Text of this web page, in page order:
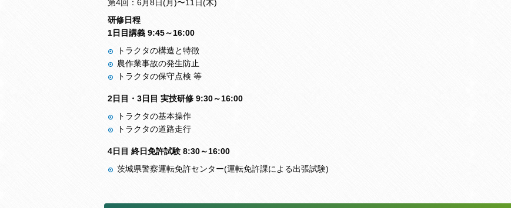
第4回：6月8日(月)〜11日(木)
研修日程
1日目講義 9:45～16:00
トラクタの構造と特徴
農作業事故の発生防止
トラクタの保守点検 等
2日目・3日目 実技研修 9:30～16:00
トラクタの基本操作
トラクタの道路走行
4日目 終日免許試験 8:30～16:00
茨城県警察運転免許センター(運転免許課による出張試験)